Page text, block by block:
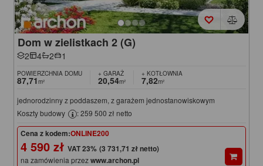
Dom w zielistkach 2 (G)
2 4 2 1
POWIERZCHNIA DOMU
87,71m²
+ GARAŻ
20,54m²
+ KOTŁOWNIA
7,82m²
jednorodzinny z poddaszem, z garażem jednostanowiskowym
Koszty budowy
: 259 500 zł netto
Cena z kodem:ONLINE200
4 590 zł (3 731,71 zł netto)
na zamówienia przezwww.archon.pl